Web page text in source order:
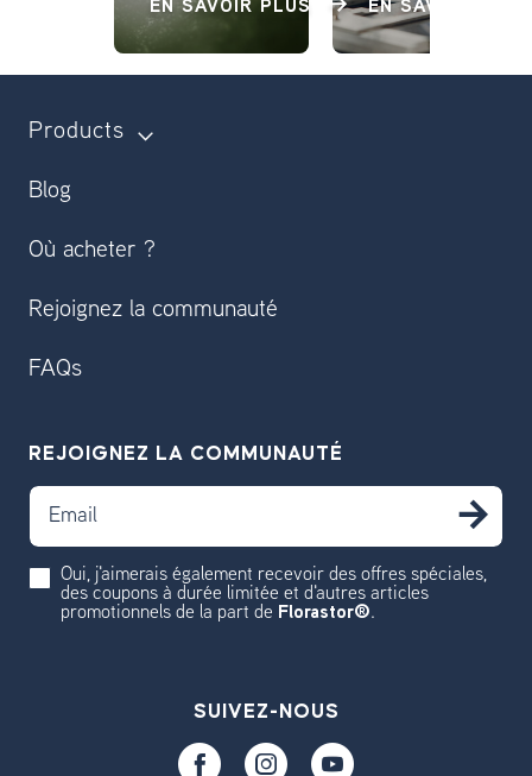
EN SAVOIR PLUS EN SAVOIR
Products
Blog
Où acheter ?
Rejoignez la communauté
FAQs
REJOIGNEZ LA COMMUNAUTÉ
Email
Oui, j'aimerais également recevoir des offres spéciales,
des coupons à durée limitée et d'autres articles
promotionnels de la part de Florastor®.
SUIVEZ-NOUS